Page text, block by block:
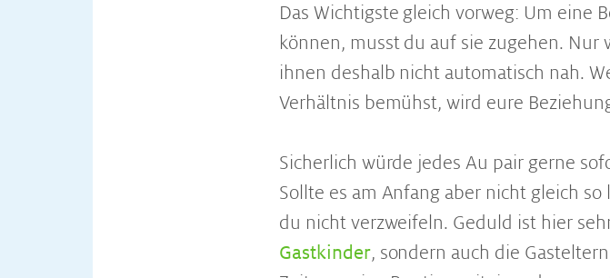
Das Wichtigste gleich vorweg: Um eine
können, musst du auf sie zugehen.
ihnen deshalb nicht automatisch nah.
Verhältnis bemühst, wird eure
Sicherlich würde jedes Au pair gerne
Sollte es am Anfang aber nicht gleich
du nicht verzweifeln. Geduld ist hier
Gastkinder, sondern auch die